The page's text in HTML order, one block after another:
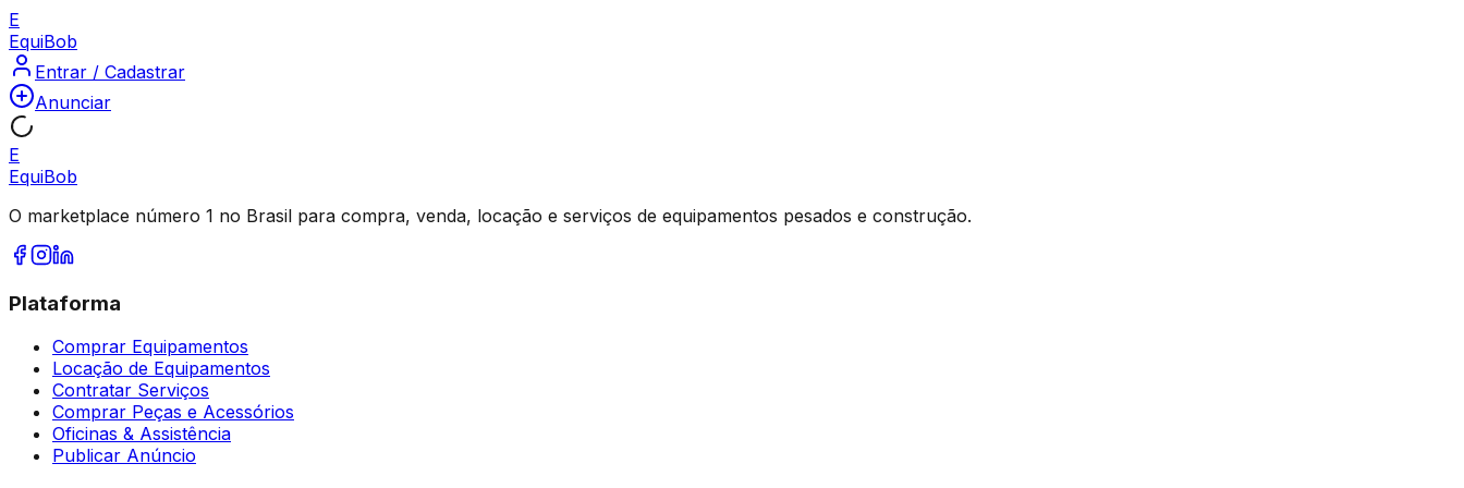
E
EquiBob
Entrar / Cadastrar
Anunciar
E
EquiBob
O marketplace número 1 no Brasil para compra, venda, locação e serviços de equipamentos pesados e construção.
Plataforma
Comprar Equipamentos
Locação de Equipamentos
Contratar Serviços
Comprar Peças e Acessórios
Oficinas & Assistência
Publicar Anúncio